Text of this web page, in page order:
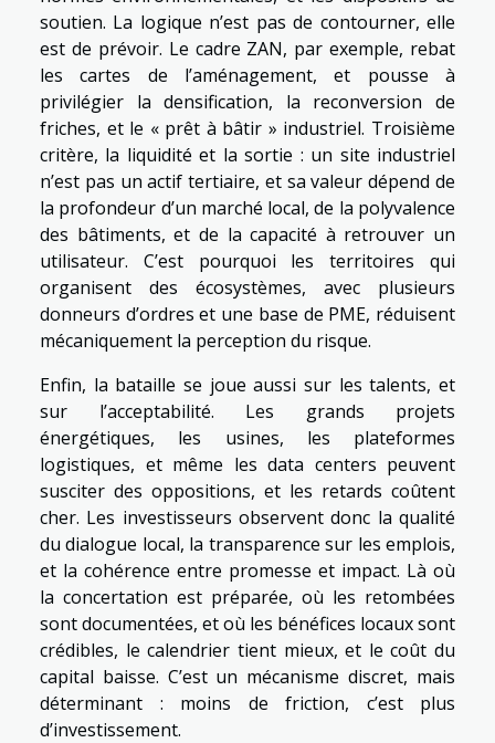
soutien. La logique n’est pas de contourner, elle
est de prévoir. Le cadre ZAN, par exemple, rebat
les cartes de l’aménagement, et pousse à
privilégier la densification, la reconversion de
friches, et le « prêt à bâtir » industriel. Troisième
critère, la liquidité et la sortie : un site industriel
n’est pas un actif tertiaire, et sa valeur dépend de
la profondeur d’un marché local, de la polyvalence
des bâtiments, et de la capacité à retrouver un
utilisateur. C’est pourquoi les territoires qui
organisent des écosystèmes, avec plusieurs
donneurs d’ordres et une base de PME, réduisent
mécaniquement la perception du risque.
Enfin, la bataille se joue aussi sur les talents, et
sur l’acceptabilité. Les grands projets
énergétiques, les usines, les plateformes
logistiques, et même les data centers peuvent
susciter des oppositions, et les retards coûtent
cher. Les investisseurs observent donc la qualité
du dialogue local, la transparence sur les emplois,
et la cohérence entre promesse et impact. Là où
la concertation est préparée, où les retombées
sont documentées, et où les bénéfices locaux sont
crédibles, le calendrier tient mieux, et le coût du
capital baisse. C’est un mécanisme discret, mais
déterminant : moins de friction, c’est plus
d’investissement.